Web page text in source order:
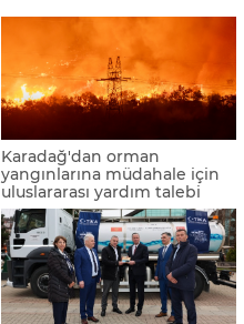
Karadağ'dan orman
yangınlarına müdahale için
uluslararası yardım talebi